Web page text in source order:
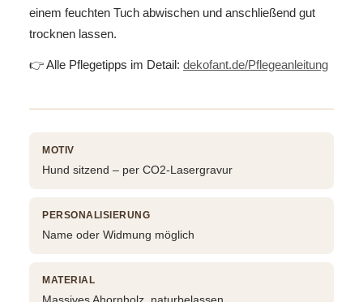
einem feuchten Tuch abwischen und anschließend gut
trocknen lassen.
👉 Alle Pflegetipps im Detail: dekofant.de/Pflegeanleitung
MOTIV
Hund sitzend – per CO2-Lasergravur
PERSONALISIERUNG
Name oder Widmung möglich
MATERIAL